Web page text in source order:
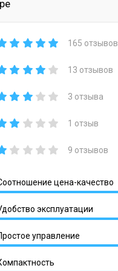
165 отзывов
13 отзывов
3 отзыва
1 отзыв
9 отзывов
цена-качество
эксплуатации
управление